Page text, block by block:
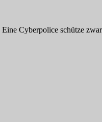
Cyberpolice schütze